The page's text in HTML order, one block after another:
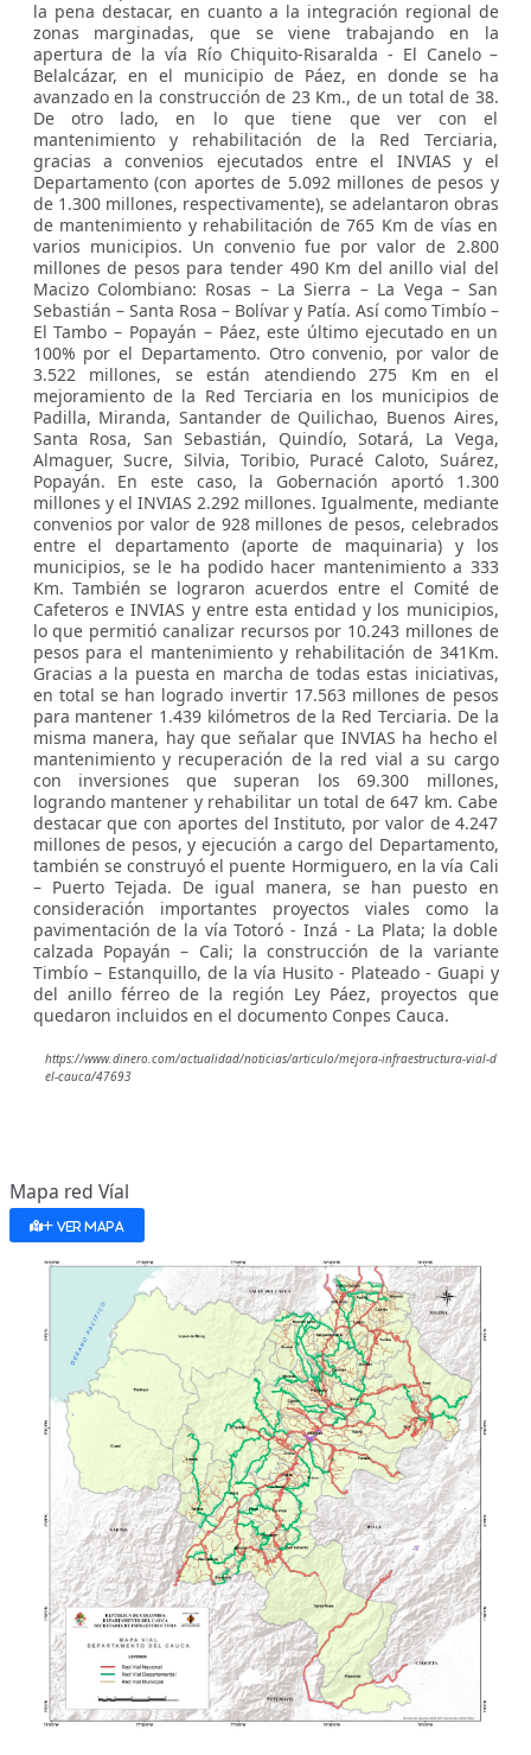
la pena destacar, en cuanto a la integración regional de
zonas marginadas, que se viene trabajando en la
apertura de la vía Río Chiquito-Risaralda - El Canelo –
Belalcázar, en el municipio de Páez, en donde se ha
avanzado en la construcción de 23 Km., de un total de 38.
De otro lado, en lo que tiene que ver con el
mantenimiento y rehabilitación de la Red Terciaria,
gracias a convenios ejecutados entre el INVIAS y el
Departamento (con aportes de 5.092 millones de pesos y
de 1.300 millones, respectivamente), se adelantaron obras
de mantenimiento y rehabilitación de 765 Km de vías en
varios municipios. Un convenio fue por valor de 2.800
millones de pesos para tender 490 Km del anillo vial del
Macizo Colombiano: Rosas – La Sierra – La Vega – San
Sebastián – Santa Rosa – Bolívar y Patía. Así como Timbío –
El Tambo – Popayán – Páez, este último ejecutado en un
100% por el Departamento. Otro convenio, por valor de
3.522 millones, se están atendiendo 275 Km en el
mejoramiento de la Red Terciaria en los municipios de
Padilla, Miranda, Santander de Quilichao, Buenos Aires,
Santa Rosa, San Sebastián, Quindío, Sotará, La Vega,
Almaguer, Sucre, Silvia, Toribio, Puracé Caloto, Suárez,
Popayán. En este caso, la Gobernación aportó 1.300
millones y el INVIAS 2.292 millones. Igualmente, mediante
convenios por valor de 928 millones de pesos, celebrados
entre el departamento (aporte de maquinaria) y los
municipios, se le ha podido hacer mantenimiento a 333
Km. También se lograron acuerdos entre el Comité de
Cafeteros e INVIAS y entre esta entidad y los municipios,
lo que permitió canalizar recursos por 10.243 millones de
pesos para el mantenimiento y rehabilitación de 341Km.
Gracias a la puesta en marcha de todas estas iniciativas,
en total se han logrado invertir 17.563 millones de pesos
para mantener 1.439 kilómetros de la Red Terciaria. De la
misma manera, hay que señalar que INVIAS ha hecho el
mantenimiento y recuperación de la red vial a su cargo
con inversiones que superan los 69.300 millones,
logrando mantener y rehabilitar un total de 647 km. Cabe
destacar que con aportes del Instituto, por valor de 4.247
millones de pesos, y ejecución a cargo del Departamento,
también se construyó el puente Hormiguero, en la vía Cali
– Puerto Tejada. De igual manera, se han puesto en
consideración importantes proyectos viales como la
pavimentación de la vía Totoró - Inzá - La Plata; la doble
calzada Popayán – Cali; la construcción de la variante
Timbío – Estanquillo, de la vía Husito - Plateado - Guapi y
del anillo férreo de la región Ley Páez, proyectos que
quedaron incluidos en el documento Conpes Cauca.
https://www.dinero.com/actualidad/noticias/articulo/mejora-infraestructura-vial-d
el-cauca/47693
Mapa red Víal
+ Ver mapa